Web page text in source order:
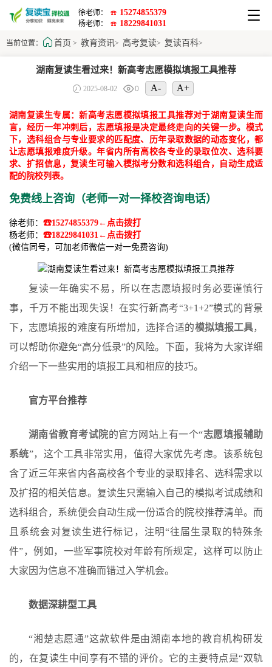
徐老师： ☎ 15274855379
杨老师： ☎ 18229841031
当前位置： 首页 > 教育资讯> 高考复读> 复读百科>
湖南复读生看过来！新高考志愿模拟填报工具推荐
2025-08-02 0 A- A+
湖南复读生专属：新高考志愿模拟填报工具推荐对于湖南复读生而
言，经历一年冲刺后，志愿填报是决定最终走向的关键一步。模式
下，选科组合与专业要求的匹配度、历年录取数据的动态变化，都
让志愿填报难度升级。年省内所有高校各专业的录取位次、选科要
求、扩招信息，复读生可输入模拟考分数和选科组合，自动生成适
配的院校列表。
免费线上咨询（老师一对一择校咨询电话）
徐老师： ☎15274855379←点击拨打
杨老师： ☎18229841031←点击拨打
(微信同号，可加老师微信一对一免费咨询)
复读一年确实不易，所以在志愿填报时务必要谨慎行
事，千万不能出现失误！在实行新高考“3+1+2”模式的背景
下，志愿填报的难度有所增加，选择合适的模拟填报工具，
可以帮助你避免“高分低录”的风险。下面，我将为大家详细
介绍一下一些实用的填报工具和相应的技巧。
官方平台推荐
湖南省教育考试院的官方网站上有一个“志愿填报辅助
系统”，这个工具非常实用，值得大家优先考虑。该系统包
含了近三年来省内各高校各个专业的录取排名、选科需求以
及扩招的相关信息。复读生只需输入自己的模拟考试成绩和
选科组合，系统便会自动生成一份适合的院校推荐清单。而
且系统会对复读生进行标记，注明“往届生录取的特殊条
件”，例如，一些军事院校对年龄有所规定，这样可以防止
大家因为信息不准确而错过入学机会。
数据深耕型工具
“湘楚志愿通”这款软件是由湖南本地的教育机构研发
的，在复读生中间享有不错的评价。它的主要特点是“双轨